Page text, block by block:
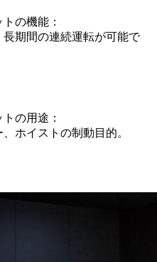
の機能：
期間の連続運転が可能で
の用途：
ホイストの制動目的。